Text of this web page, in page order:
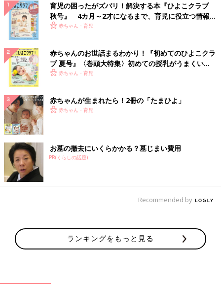
育児の困ったがズバリ！解決する本『ひよこクラブ
秋号』 4カ月～2才になるまで、育児に役立つ情報が
いっぱい！
赤ちゃん・育児
赤ちゃんのお世話まるわかり！『初めてのひよこクラ
ブ 夏号』〈巻頭大特集〉初めての授乳がうまくい
く！ おっぱい・ミルクの基本と夏のトラブル 解決テ
赤ちゃん・育児
赤ちゃんが生まれたら！2冊の「たまひよ」
赤ちゃん・育児
お墓の撤去にいくらかかる？墓じまい費用
PR(くらしの話題)
Recommended by
ランキングをもっと見る